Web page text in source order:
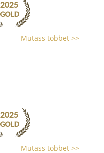
Mutass többet >>
Mutass többet >>